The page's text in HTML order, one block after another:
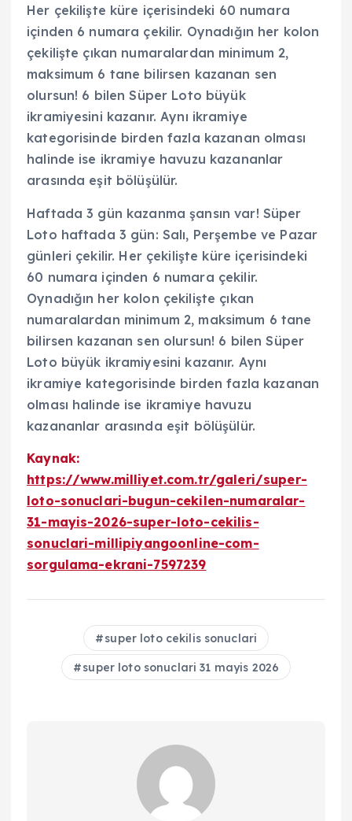
Her çekilişte küre içerisindeki 60 numara
içinden 6 numara çekilir. Oynadığın her kolon
çekilişte çıkan numaralardan minimum 2,
maksimum 6 tane bilirsen kazanan sen
olursun! 6 bilen Süper Loto büyük
ikramiyesini kazanır. Aynı ikramiye
kategorisinde birden fazla kazanan olması
halinde ise ikramiye havuzu kazananlar
arasında eşit bölüşülür.
Haftada 3 gün kazanma şansın var! Süper
Loto haftada 3 gün: Salı, Perşembe ve Pazar
günleri çekilir. Her çekilişte küre içerisindeki
60 numara içinden 6 numara çekilir.
Oynadığın her kolon çekilişte çıkan
numaralardan minimum 2, maksimum 6 tane
bilirsen kazanan sen olursun! 6 bilen Süper
Loto büyük ikramiyesini kazanır. Aynı
ikramiye kategorisinde birden fazla kazanan
olması halinde ise ikramiye havuzu
kazananlar arasında eşit bölüşülür.
Kaynak:
https://www.milliyet.com.tr/galeri/super-
loto-sonuclari-bugun-cekilen-numaralar-
31-mayis-2026-super-loto-cekilis-
sonuclari-millipiyangoonline-com-
sorgulama-ekrani-7597239
super loto cekilis sonuclari
super loto sonuclari 31 mayis 2026